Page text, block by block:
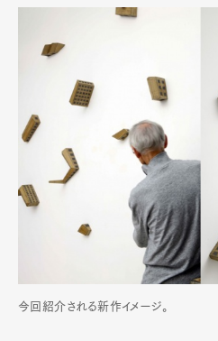
今回紹介される新作イメージ。